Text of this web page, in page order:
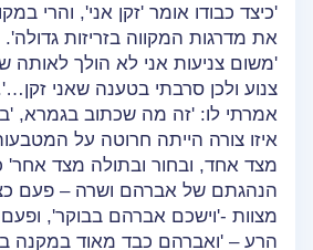
'כיצד כבודו אומר 'זקן אני', והרי
את מדרגות המקווה בזריזות גדולה'.
'משום צניעות אני לא הולך
צנוע ולכן סרבתי בטענה שאני
אמרתי לו: 'זה מה שכתוב בגמרא,
איזו צורה הייתה חרוטה על
מצד אחד, ובחור ובתולה מצד
הנהגתם של אברהם ושרה – פעם
מצוות -'וישכם אברהם בבוקר', ופעם
הרע – 'ואברהם כבד מאוד במקנה